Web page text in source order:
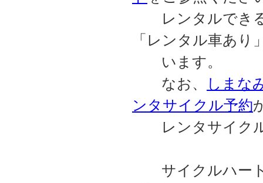
レンタルでき
「レンタル車あり
います。
なお、
しまな
ンタサイクル予約
レンタサイクル
サイクルハート